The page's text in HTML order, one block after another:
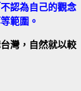
認為自己的觀念
範圍。
灣，自然就以較